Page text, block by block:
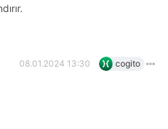
08.01.2024 13:30 cogito